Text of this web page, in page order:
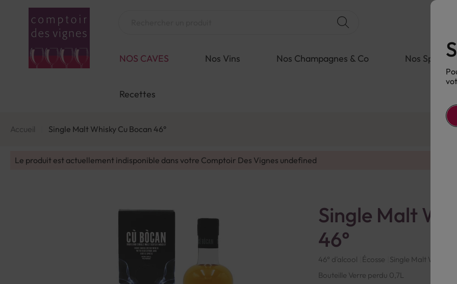
NOS CAVES Nos Vins Nos Champagnes & Co Nos
Recettes
Accueil Single Malt Whisky Cu Bocan 46°
Le produit est actuellement indisponible dans votre Comptoir Des Vignes undefined
Single Malt
46°
46° d'alcool Écosse Single Malt Whisky
Bouteille Verre perdu 0,7L